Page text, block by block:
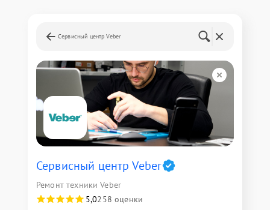
Сервисный центр Veber
Сервисный центр Veber
Ремонт техники Veber
5,0258 оценки